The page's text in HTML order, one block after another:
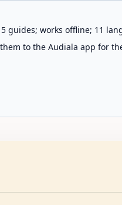
guides; works offline; 11
to the Audiala app for